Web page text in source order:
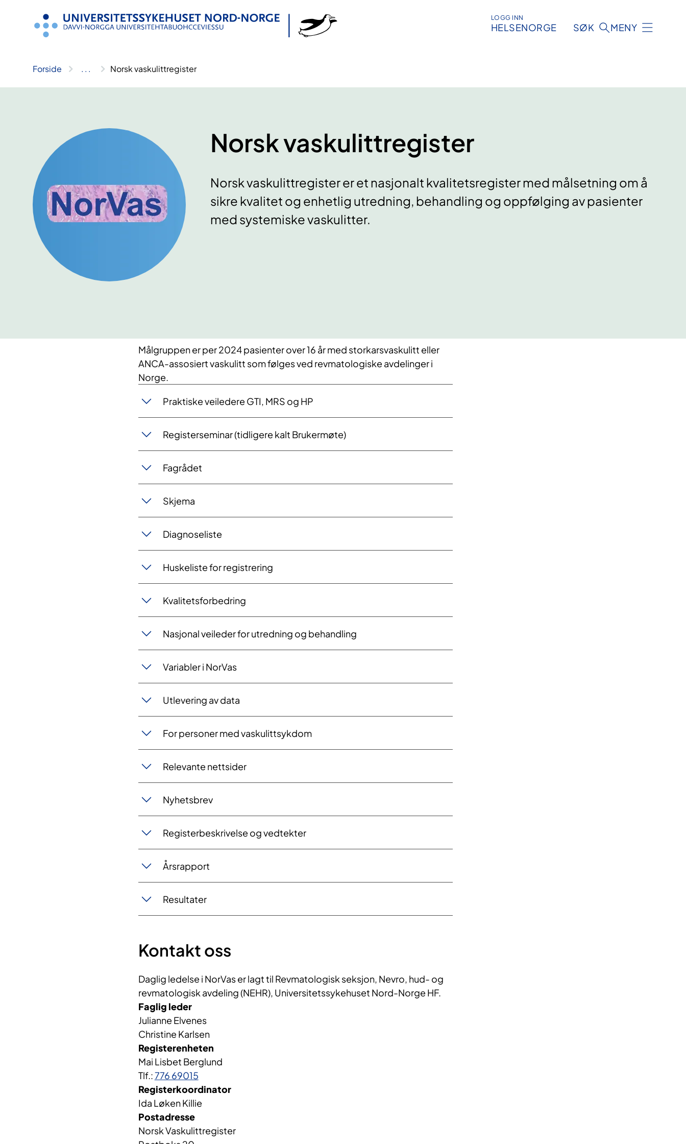
LOGG INN
HELSENORGE SØK MENY
Forside .. . Norsk vaskulittregister
Norsk vaskulittregister
Norsk vaskulittregister er et nasjonalt kvalitetsregister med målsetning om å
sikre kvalitet og enhetlig utredning, behandling og oppfølging av pasienter
med systemiske vaskulitter.
Målgruppen er per 2024 pasienter over 16 år med storkarsvaskulitt eller
ANCA-assosiert vaskulitt som følges ved revmatologiske avdelinger i
Norge.
Praktiske veiledere GTI, MRS og HP
Registerseminar (tidligere kalt Brukermøte)
Fagrådet
Skjema
Diagnoseliste
Huskeliste for registrering
Kvalitetsforbedring
Nasjonal veileder for utredning og behandling
Variabler i NorVas
Utlevering av data
For personer med vaskulittsykdom
Relevante nettsider
Nyhetsbrev
Registerbeskrivelse og vedtekter
Årsrapport
Resultater
Kontakt oss​
Daglig ledelse i NorVas er lagt til Revmatologisk seksjon, Nevro, hud- og
revmatologisk avdeling (NEHR), Universitetssykehuset Nord-Norge HF.
Faglig leder
Julianne Elvenes
Christine Karlsen​​​
Registerenheten
Mai Lisbet Berglund
Tlf.:776 69015​
Registerkoordinator
Ida Løken Killie
Postadresse
Norsk Vaskulittregister